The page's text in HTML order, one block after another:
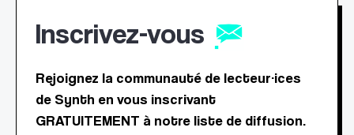
Inscrivez-vous
Rejoignez la communauté de lecteur·ices
de Synth en vous inscrivant
GRATUITEMENT à notre liste de diffusion.